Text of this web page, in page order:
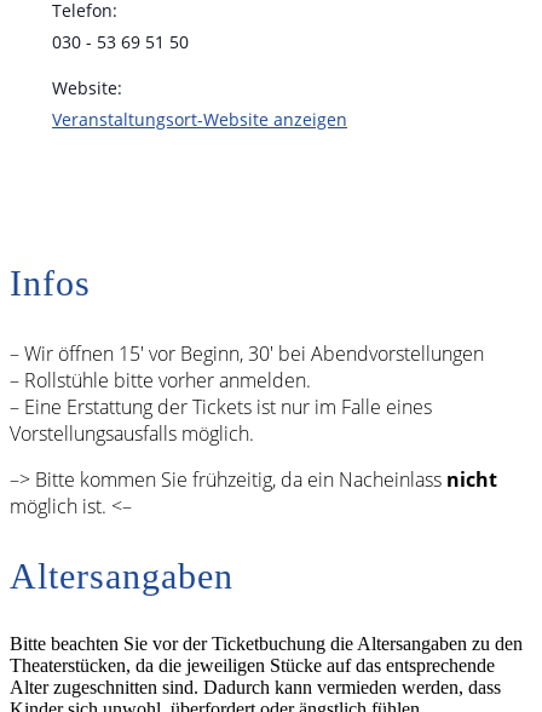
Telefon:
030 - 53 69 51 50
Website:
Veranstaltungsort-Website anzeigen
Infos
– Wir öffnen 15′ vor Beginn, 30′ bei Abendvorstellungen
– Rollstühle bitte vorher anmelden.
– Eine Erstattung der Tickets ist nur im Falle eines
Vorstellungsausfalls möglich.
–> Bitte kommen Sie frühzeitig, da ein Nacheinlass nicht
möglich ist. <–
Altersangaben
Bitte beachten Sie vor der Ticketbuchung die Altersangaben zu den
Theaterstücken, da die jeweiligen Stücke auf das entsprechende
Alter zugeschnitten sind. Dadurch kann vermieden werden, dass